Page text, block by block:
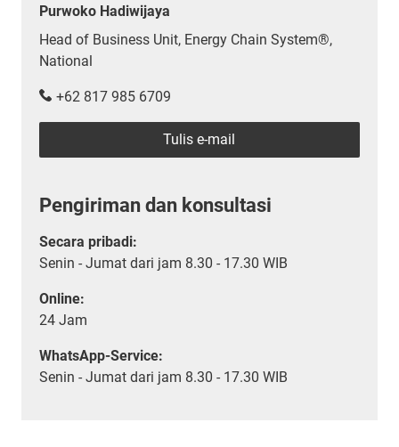
Purwoko Hadiwijaya
Head of Business Unit, Energy Chain System®,
National
+62 817 985 6709
Tulis e-mail
Pengiriman dan konsultasi
Secara pribadi:
Senin - Jumat dari jam 8.30 - 17.30 WIB
Online:
24 Jam
WhatsApp-Service:
Senin - Jumat dari jam 8.30 - 17.30 WIB